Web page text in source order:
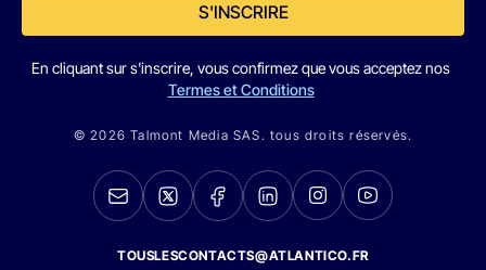
S'INSCRIRE
En cliquant sur s'inscrire, vous confirmez que vous acceptez nos
Termes et Conditions
© 2026 Talmont Media SAS. tous droits réservés.
TOUSLESCONTACTS@ATLANTICO.FR